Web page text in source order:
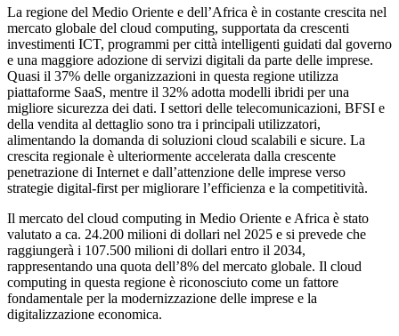
La regione del Medio Oriente e dell’Africa è in costante crescita nel
mercato globale del cloud computing, supportata da crescenti
investimenti ICT, programmi per città intelligenti guidati dal governo
e una maggiore adozione di servizi digitali da parte delle imprese.
Quasi il 37% delle organizzazioni in questa regione utilizza
piattaforme SaaS, mentre il 32% adotta modelli ibridi per una
migliore sicurezza dei dati. I settori delle telecomunicazioni, BFSI e
della vendita al dettaglio sono tra i principali utilizzatori,
alimentando la domanda di soluzioni cloud scalabili e sicure. La
crescita regionale è ulteriormente accelerata dalla crescente
penetrazione di Internet e dall’attenzione delle imprese verso
strategie digital-first per migliorare l’efficienza e la competitività.
Il mercato del cloud computing in Medio Oriente e Africa è stato
valutato a ca. 24.200 milioni di dollari nel 2025 e si prevede che
raggiungerà i 107.500 milioni di dollari entro il 2034,
rappresentando una quota dell’8% del mercato globale. Il cloud
computing in questa regione è riconosciuto come un fattore
fondamentale per la modernizzazione delle imprese e la
digitalizzazione economica.